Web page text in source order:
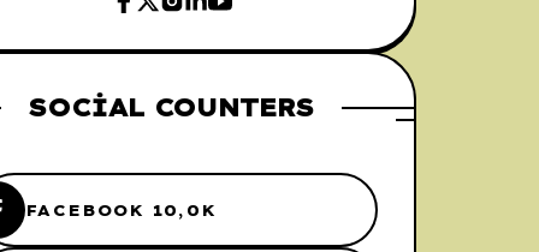
SOCIAL COUNTERS
FACEBOOK 10,0K